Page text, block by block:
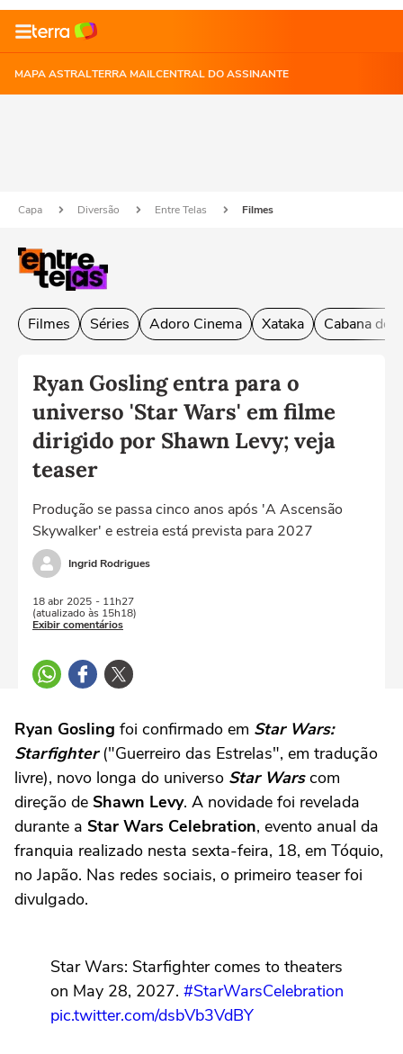
MAPA ASTRALTERRA MAILCENTRAL DO ASSINANTE
Capa Diversão Entre Telas Filmes
Filmes Séries Adoro Cinema Xataka Cabana do
Ryan Gosling entra para o
universo 'Star Wars' em filme
dirigido por Shawn Levy; veja
teaser
Produção se passa cinco anos após 'A Ascensão
Skywalker' e estreia está prevista para 2027
Ingrid Rodrigues
18 abr 2025 - 11h27
(atualizado às 15h18)
Exibir comentários
Ryan Gosling foi confirmado em Star Wars:
Starfighter("Guerreiro das Estrelas", em tradução
livre), novo longa do universo Star Warscom
direção de Shawn Levy. A novidade foi revelada
durante a Star Wars Celebration, evento anual da
franquia realizado nesta sexta-feira, 18, em Tóquio,
no Japão. Nas redes sociais, o primeiro teaser foi
divulgado.
Star Wars: Starfighter comes to theaters
on May 28, 2027. #StarWarsCelebration
pic.twitter.com/dsbVb3VdBY